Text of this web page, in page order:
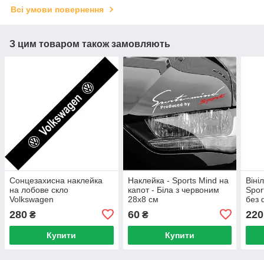
Всі умови повернення
З цим товаром також замовляють
Сонцезахисна наклейка
на лобове скло
Volkswagen
280 ₴
Купити
Наклейка - Sports Mind на
капот - Біла з червоним
28х8 см
60₴
Купити
без
220